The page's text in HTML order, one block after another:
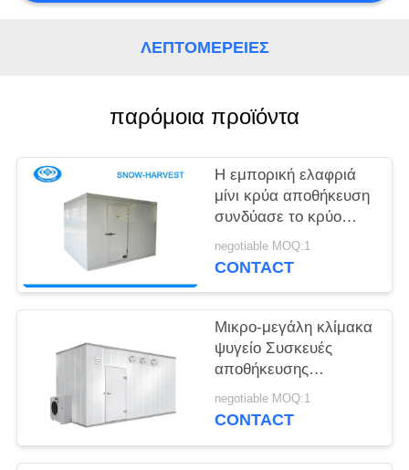
ΕΙΔΉΣΕΙΣ
ΑΠΌΣΠΑΣΜΑ
SITEMAP
PRIVACY
POLICY
ΛΕΠΤΟΜΈΡΕΙΕΣ
παρόμοια προϊόντα
Η εμπορική ελαφριά
μίνι κρύα αποθήκευση
συνδύασε το κρύο
δωμάτιο εύκολο να
εγκαταστήσει
negotiable MOQ:1
CONTACT
Μικρο-μεγάλη κλίμακα
ψυγείο Συσκευές
αποθήκευσης
Συσκευές φρέσκων
συσκευών Ιατρικά
negotiable MOQ:1
CONTACT